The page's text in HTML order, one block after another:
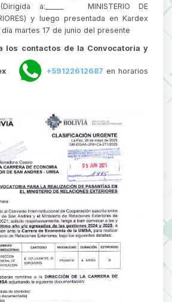
a:_____
MINISTERIO DE
y luego presentada en Kardex
martes 17 de junio del presente
los contactos de la Convocatoria y
+59122612687 en horarios